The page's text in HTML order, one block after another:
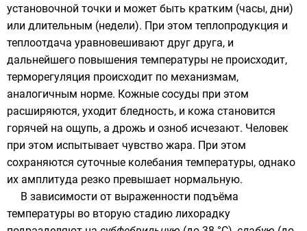
установочной точки и может быть кратким (часы, дни)
или длительным (недели). При этом теплопродукция и
теплоотдача уравновешивают друг друга, и
дальнейшего повышения температуры не происходит,
терморегуляция происходит по механизмам,
аналогичным норме. Кожные сосуды при этом
расширяются, уходит бледность, и кожа становится
горячей на ощупь, а дрожь и озноб исчезают. Человек
при этом испытывает чувство жара. При этом
сохраняются суточные колебания температуры, однако
их амплитуда резко превышает нормальную.
В зависимости от выраженности подъёма
температуры во вторую стадию лихорадку